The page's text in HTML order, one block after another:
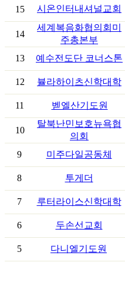
15 시온인터내셔널교회
14
세계복음화협의회미
주총본부
13 예수전도단 코너스톤
12 뷸라하이츠신학대학
11 벧엘산기도원
10
탈북난민보호뉴욕협
의회
9 미주다일공동체
8 투게더
7 루터라이스신학대학
6 두손선교회
5 다니엘기도원